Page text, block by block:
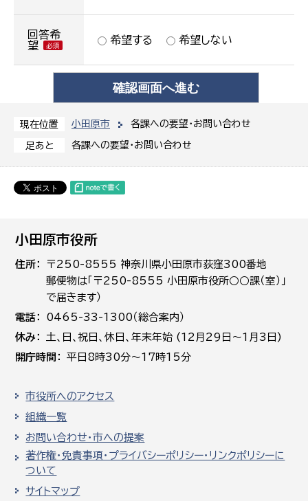
現在位置 小田原市 各課への要望・お問い合わせ
足あと 各課への要望・お問い合わせ
回答希
望
希望する 希望しない
小田原市役所
住所
〒250-8555 神奈川県小田原市荻窪300番地
郵便物は「〒250-8555 小田原市役所○○課（室）」
で届きます）
電話
0465-33-1300（総合案内）
休み
土､日､祝日、休日、年末年始 (12月29日～1月3日)
開庁時間
平日8時30分～17時15分
市役所へのアクセス
組織一覧
お問い合わせ・市への提案
著作権・免責事項・プライバシーポリシー・リンクポリシーに
ついて
サイトマップ